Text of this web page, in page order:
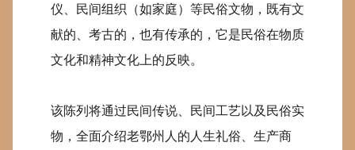
仪、民间组织（如家庭）等民俗文物，既有文
献的、考古的，也有传承的，它是民俗在物质
文化和精神文化上的反映。
该陈列将通过民间传说、民间工艺以及民俗实
物，全面介绍老鄂州人的人生礼俗、生产商